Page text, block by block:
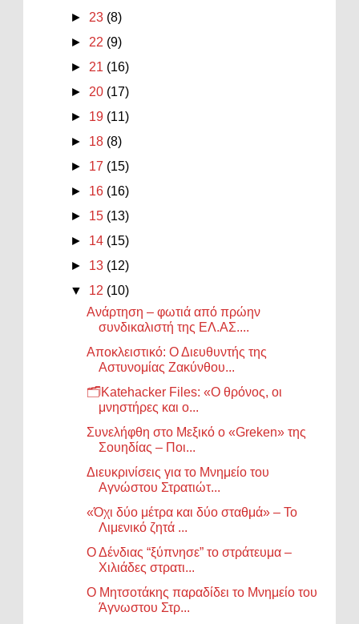
► 23 (8)
► 22 (9)
► 21 (16)
► 20 (17)
► 19 (11)
► 18 (8)
► 17 (15)
► 16 (16)
► 15 (13)
► 14 (15)
► 13 (12)
▼ 12 (10)
Ανάρτηση – φωτιά από πρώην
συνδικαλιστή της ΕΛ.ΑΣ....
Αποκλειστικό: Ο Διευθυντής της
Αστυνομίας Ζακύνθου...
🗂️Katehacker Files: «Ο θρόνος, οι
μνηστήρες και ο...
Συνελήφθη στο Μεξικό ο «Greken» της
Σουηδίας – Ποι...
Διευκρινίσεις για το Μνημείο του
Αγνώστου Στρατιώτ...
«Όχι δύο μέτρα και δύο σταθμά» – Το
Λιμενικό ζητά ...
Ο Δένδιας “ξύπνησε” το στράτευμα –
Χιλιάδες στρατι...
Ο Μητσοτάκης παραδίδει το Μνημείο του
Άγνωστου Στρ...